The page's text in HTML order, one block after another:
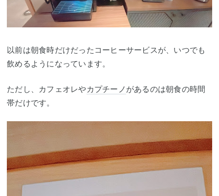
以前は朝食時だけだったコーヒーサービスが、いつでも
飲めるようになっています。
ただし、カフェオレやカプチーノ があるのは朝食の時間
帯だけです。